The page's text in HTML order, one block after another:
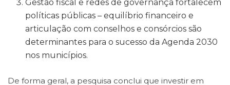
Gestão fiscal e redes de governança fortalecem
políticas públicas – equilíbrio financeiro e
articulação com conselhos e consórcios são
determinantes para o sucesso da Agenda 2030
nos municípios.
De forma geral, a pesquisa conclui que investir em